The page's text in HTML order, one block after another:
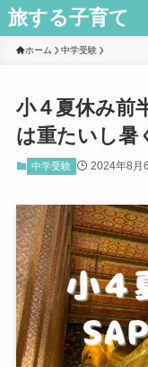
旅する子育て
ホーム 中学受験
小４夏休み前
は重たいし暑
中学受験 2024年8月